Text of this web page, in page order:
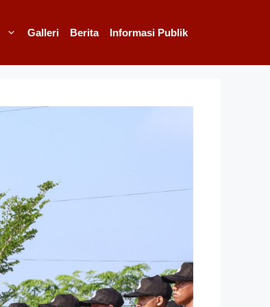
Galleri Berita Informasi Publik